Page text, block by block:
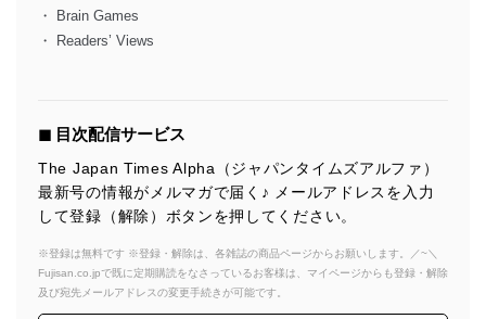
・ Brain Games
・ Readers’ Views
◼︎ 目次配信サービス
The Japan Times Alpha（ジャパンタイムズアルファ）
最新号の情報がメルマガで届く♪ メールアドレスを入力
して登録（解除）ボタンを押してください。
※登録は無料です ※登録・解除は、各雑誌の商品ページからお願いします。／~＼
Fujisan.co.jpで既に定期購読をなさっているお客様は、マイページからも登録・解除
及び宛先メールアドレスの変更手続きが可能です。